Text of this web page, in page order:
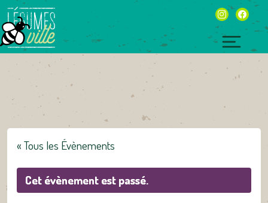
Skip
to
content
instagram
« Tous les Évènements
Cet évènement est passé.